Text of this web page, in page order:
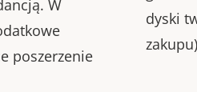
W
poszerzenie
dyski